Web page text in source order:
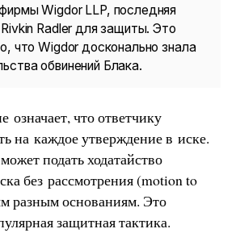
Wigdor LLP, последняя
Radler для защиты. Это
что Wigdor досконально знала
обвинений Блака.
означает, что ответчику
на каждое утверждение в иске.
подать ходатайство
без рассмотрения (motion to
разным основаниям. Это
защитная тактика.